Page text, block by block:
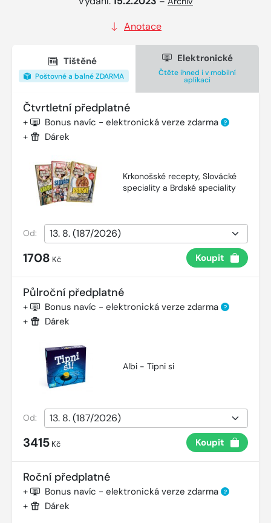
Anotace
Tištěné
Poštovné a balné ZDARMA
Elektronické
Čtěte ihned i v mobilní
aplikaci
Čtvrtletní předplatné
+ Bonus navíc - elektronická verze zdarma ?
+ Dárek
Krkonošské recepty, Slovácké
speciality a Brdské speciality
Od:
1708 Kč Koupit
Půlroční předplatné
+ Bonus navíc - elektronická verze zdarma ?
+ Dárek
Albi - Tipni si
Od:
3415 Kč Koupit
Roční předplatné
+ Bonus navíc - elektronická verze zdarma ?
+ Dárek